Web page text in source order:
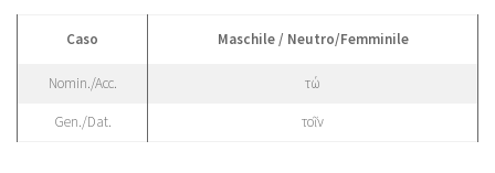
Caso Maschile / Neutro/Femminile
Nomin./Acc. τώ
Gen./Dat. τοῖν